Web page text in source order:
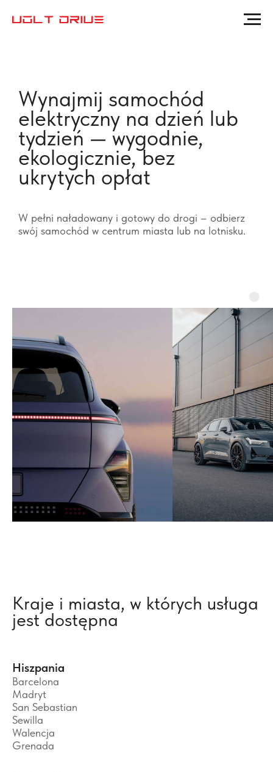
Wynajmij samochód
elektryczny na dzień lub
tydzień — wygodnie,
ekologicznie, bez
ukrytych opłat
W pełni naładowany i gotowy do drogi – odbierz
swój samochód w centrum miasta lub na lotnisku.
Kraje i miasta, w których usługa
jest dostępna
Hiszpania
Barcelona
Madryt
San Sebastian
Sewilla
Walencja
Grenada